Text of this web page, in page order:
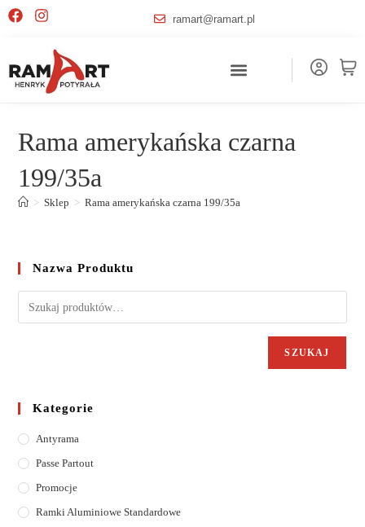
ramart@ramart.pl
Rama amerykańska czarna
199/35a
> Sklep > Rama amerykańska czarna 199/35a
Nazwa Produktu
SZUKAJ
Kategorie
Antyrama
Passe Partout
Promocje
Ramki Aluminiowe Standardowe